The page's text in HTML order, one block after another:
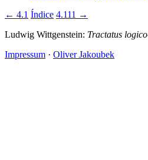
← 4.1 Índice 4.111 →
Ludwig Wittgenstein: Tractatus
Impressum · Oliver Jakoubek